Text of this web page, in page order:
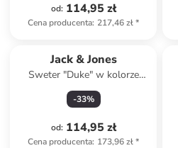
od: 114,95 zł
Cena producenta: 217,46 zł*
Jack & Jones
Sweter "Duke" w kolorze
granatowym
-33%
od: 114,95 zł
Cena producenta: 173,96 zł*